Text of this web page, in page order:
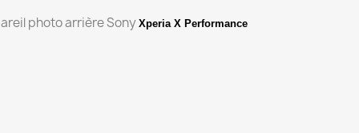
photo arrière SonyXperia X Performance